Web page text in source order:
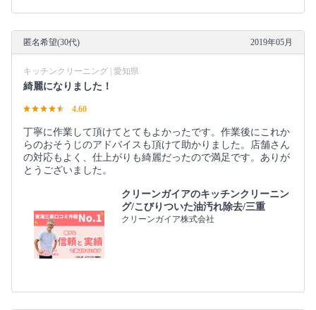
匿名希望(30代) 2019年05月
キッチンクリーニング | 愛知県
綺麗になりました！
4.60
丁寧に作業して頂けてとてもよかったです。作業後にこれか
らのおそうじのアドバイスも頂けて助かりました。店舗さん
の対応もよく、仕上がりも綺麗だったので満足です。ありが
とうございました。
クリーンガイアのキッチンクリーニン
グ/こびりついた油汚れ除去/三重
クリーンガイア株式会社